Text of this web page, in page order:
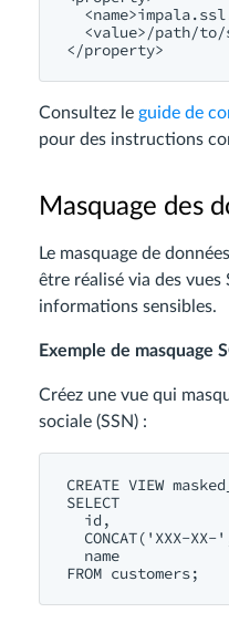
<name>
<value>/path/to/
</property>
Consultez le guide de
pour des instructions
Masquage des
Le masquage de
être réalisé via des vues
informations sensibles.
Exemple de masquage
Créez une vue qui
sociale (SSN) :
CREATE VIEW
SELECT
id ,
CONCAT( 'XXX-XX-'
name
FROM